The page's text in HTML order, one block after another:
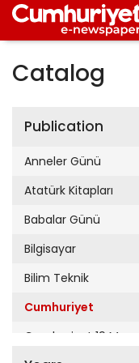
Catalog
Publication
Anneler Günü
Atatürk Kitapları
Babalar Günü
Bilgisayar
Bilim Teknik
Cumhuriyet
Cumhuriyet 19 Mayıs